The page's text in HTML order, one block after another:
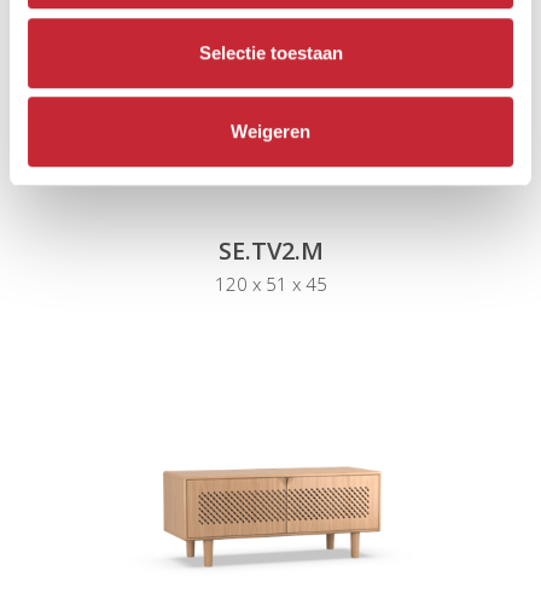
Selectie toestaan
Weigeren
SE.TV2.M
120 x 51 x 45